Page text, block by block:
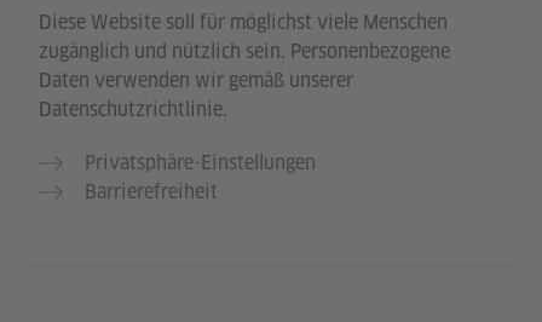
Diese Website soll für möglichst viele Menschen
zugänglich und nützlich sein. Personenbezogene
Daten verwenden wir gemäß unserer
Datenschutzrichtlinie.
Privatsphäre-Einstellungen
Barrierefreiheit